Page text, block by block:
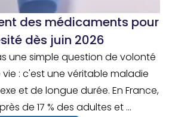
des médicaments pour
dès juin 2026
une simple question de volonté
: c'est une véritable maladie
et de longue durée. En France,
de 17 % des adultes et ...